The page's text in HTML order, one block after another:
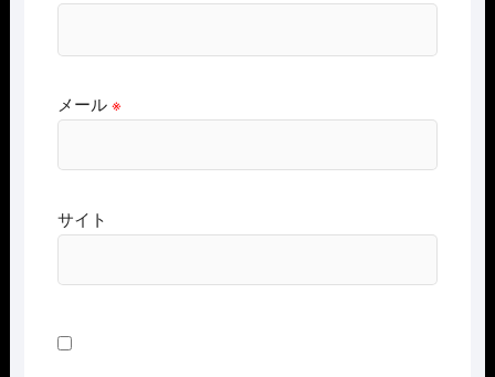
メール ※
サイト